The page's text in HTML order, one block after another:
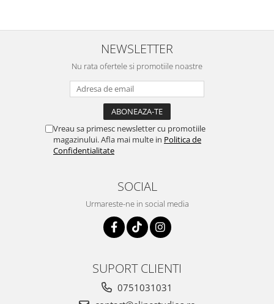
NEWSLETTER
Nu rata ofertele si promotiile noastre
Vreau sa primesc newsletter cu promotiile
magazinului. Afla mai multe in Politica de
Confidentialitate
SOCIAL
Urmareste-ne in social media
SUPORT CLIENTI
0751031031